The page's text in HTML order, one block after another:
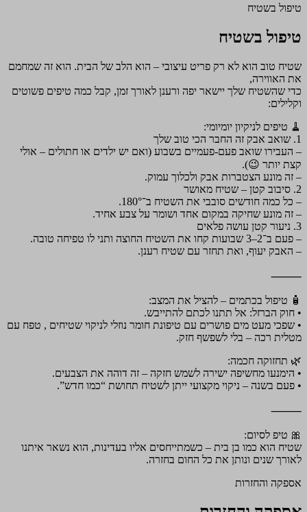
טיפול בשטיח
טיפול בשטיח
שטיח טוב הוא לא רק פריט עיצובי – הוא הלב של הבית. הוא זה שמחמם
את האווירה,
כדי שהשטיח שלך יישאר יפה ורענן לאורך זמן, קבל כמה טיפים פשוטים
וקלילים:
🧹 טיפים לניקיון יומיומי:
1. שואב אבק זה החבר הכי טוב שלך
– העבירו שואב פעם-פעמיים בשבוע (ואם יש ילדים או חתולים – אולי
קצת יותר 😉).
– זה מונע הצטברות אבק ולכלוך עמוק.
2. סיבוב קטן – שטיח מאושר
– כל כמה חודשים סובבי את השטיח ב־180°.
– זה מונע שחיקה במקום אחד ושומר על צבע אחיד.
3. ניעור קטן עושה פלאים
– פעם ב־2–3 שבועות קחו את השטיח החוצה ותני לו טפיחה טובה.
– האבק יעוף, ואת תחזר עם שטיח רענן.
⸻
🧴 טיפול בכתמים – להציל את המצב:
• חוק הברזל: אל תתנו לכתם להתייבש.
• שפכי מעט מים פושרים עם טיפונת חומר נוזלי לניקוי שטיחים , טפח עם
מטלית רכה – בלי לשפשף חזק.
🌿 תחזוקה חכמה:
• הימנעו מחשיפה ישירה לשמש חזקה – זה דוהה את הצבעים.
• פעם בשנה – ניקוי מקצועי ייתן לשטיח תחושת “כמו חדש”.
⸻
🎀 טיפ לסיום:
שטיח הוא כמו בן בית – כשמתייחסים אליו בעדינות, הוא נשאר איתנו
לאורך שנים ונותן את כל החום בחזרה.
אספקה והחזרות